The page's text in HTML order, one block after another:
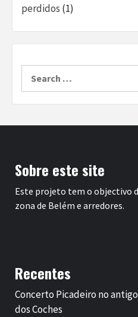
perdidos (1)
Sobre este site
Este projeto tem o objectivo
zona de Belém e arredores.
Recentes
Concerto Picadeiro no
dos Coches